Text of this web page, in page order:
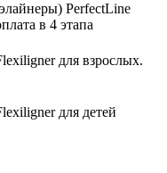
PerfectLine
в 4 этапа
для взрослых.
для детей